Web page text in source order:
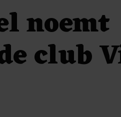
noemt
club